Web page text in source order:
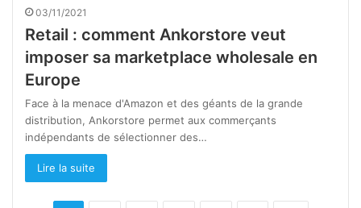
03/11/2021
Retail : comment Ankorstore veut
imposer sa marketplace wholesale en
Europe
Face à la menace d'Amazon et des géants de la grande
distribution, Ankorstore permet aux commerçants
indépendants de sélectionner des…
Lire la suite